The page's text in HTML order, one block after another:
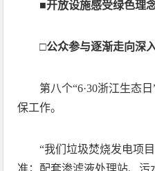
■开放设施感受绿色理
□公众参与逐渐走向深
第八个“6·30浙江生态
保工作。
“我们垃圾焚烧发电项
准；配套渗滤液处理站、污